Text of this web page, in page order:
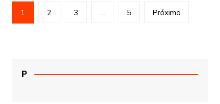
Paginação
de
1 2 3 … 5 Próximo
P